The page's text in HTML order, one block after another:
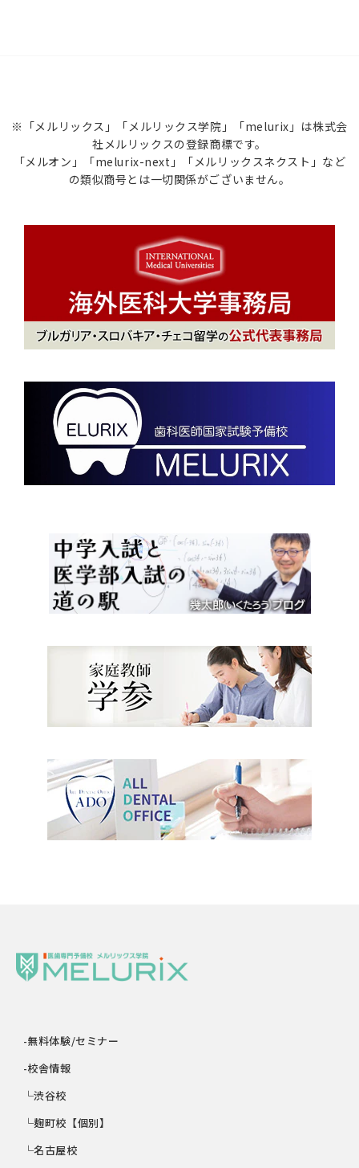
※「メルリックス」「メルリックス学院」「melurix」は株式会
社メルリックスの登録商標です。
「メルオン」「melurix-next」「メルリックスネクスト」など
の類似商号とは一切関係がございません。
-無料体験/セミナー
-校舎情報
└渋谷校
└麹町校【個別】
└名古屋校